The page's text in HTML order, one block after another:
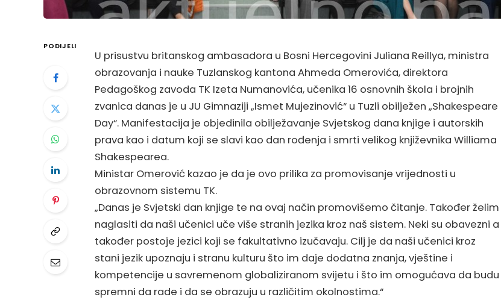
PODIJELI
U prisustvu britanskog ambasadora u Bosni Hercegovini Juliana Reillya, ministra
obrazovanja i nauke Tuzlanskog kantona Ahmeda Omerovića, direktora
Pedagoškog zavoda TK Izeta Numanovića, učenika 16 osnovnih škola i brojnih
zvanica danas je u JU Gimnaziji „Ismet Mujezinović“ u Tuzli obilježen „Shakespeare
Day“. Manifestacija je objedinila obilježavanje Svjetskog dana knjige i autorskih
prava kao i datum koji se slavi kao dan rođenja i smrti velikog književnika Williama
Shakespearea.
Ministar Omerović kazao je da je ovo prilika za promovisanje vrijednosti u
obrazovnom sistemu TK.
„Danas je Svjetski dan knjige te na ovaj način promovišemo čitanje. Također želim
naglasiti da naši učenici uče više stranih jezika kroz naš sistem. Neki su obavezni a
također postoje jezici koji se fakultativno izučavaju. Cilj je da naši učenici kroz
stani jezik upoznaju i stranu kulturu što im daje dodatna znanja, vještine i
kompetencije u savremenom globaliziranom svijetu i što im omogućava da budu
spremni da rade i da se obrazuju u različitim okolnostima.“